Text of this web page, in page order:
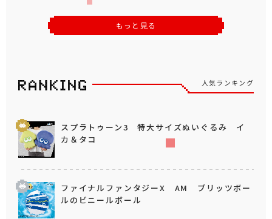
もっと見る
人気ランキング
スプラトゥーン3 特大サイズぬいぐるみ イ
カ＆タコ
ファイナルファンタジーX AM ブリッツボー
ルのビニールボール